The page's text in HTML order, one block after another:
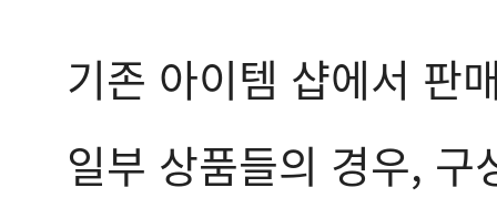
기존 아이템 샵에서 판
일부 상품들의 경우,